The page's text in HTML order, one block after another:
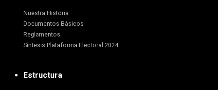
Nuestra Historia
Documentos Básicos
Reglamentos
Síntesis Plataforma Electoral 2024
Estructura